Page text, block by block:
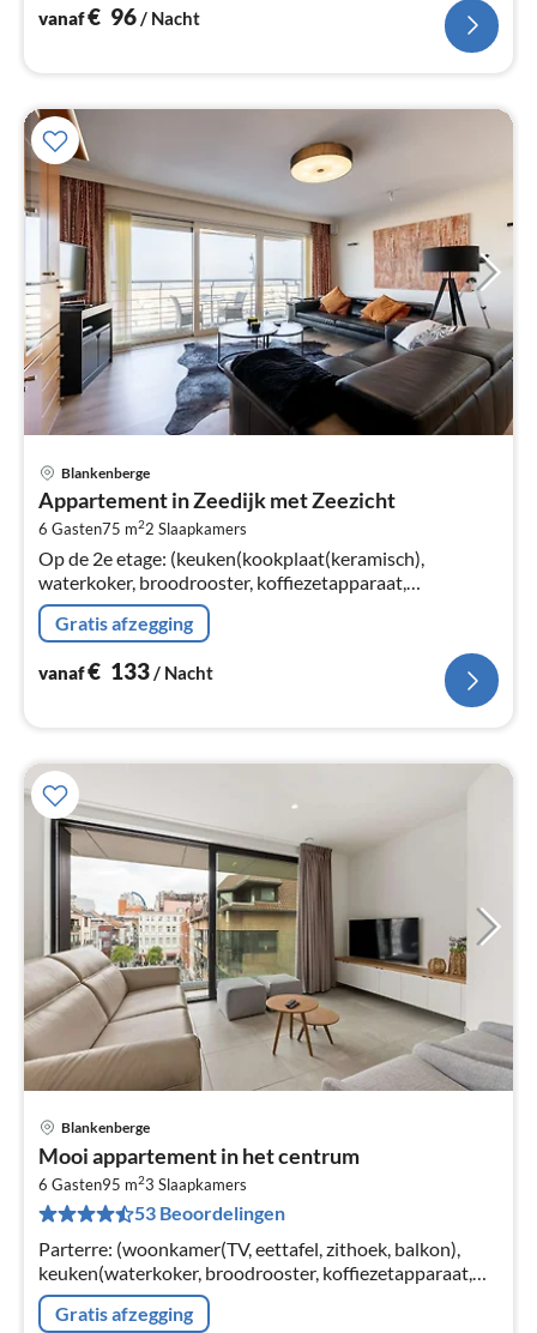
vanaf€ 96/ Nacht
Blankenberge
Appartement in Zeedijk met Zeezicht
6 Gasten75 m22 Slaapkamers
Op de 2e etage: (keuken(kookplaat(keramisch),
waterkoker, broodrooster, koffiezetapparaat,
combimagnetron, afwasmachine, koel-/vriescombinatie,
) Gratis afzegging
vanaf€ 133/ Nacht
Blankenberge
Mooi appartement in het centrum
6 Gasten95 m23 Slaapkamers
53 Beoordelingen
Parterre: (woonkamer(TV, eettafel, zithoek, balkon),
keuken(waterkoker, broodrooster, koffiezetapparaat,
oven, magnetron, afwasmachine, koelkast(+ vriesvak),
Citruspers)
Gratis afzegging